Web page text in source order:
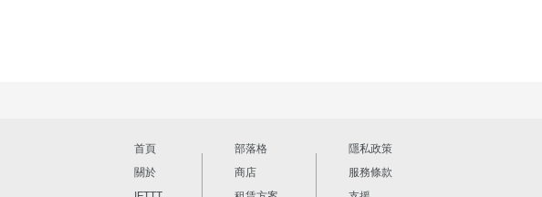
首頁 部落格
隱私政策
關於
商店
服務條款